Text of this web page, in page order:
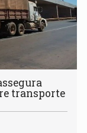
transporte